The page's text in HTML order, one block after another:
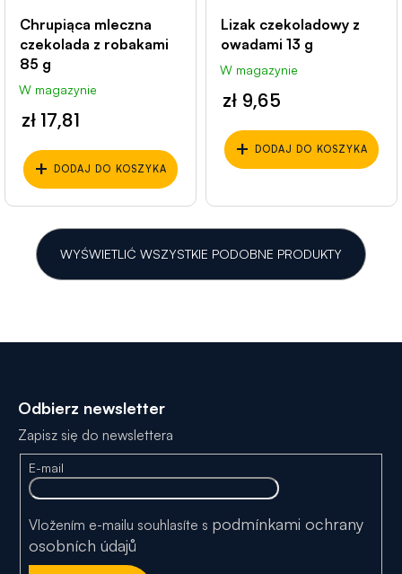
Chrupiąca mleczna
czekolada z robakami
85 g
W magazynie
zł 17,81
+ DODAJ DO KOSZYKA
Lizak czekoladowy z
owadami 13 g
W magazynie
zł 9,65
+ DODAJ DO KOSZYKA
WYŚWIETLIĆ WSZYSTKIE PODOBNE PRODUKTY
Odbierz newsletter
Zapisz się do newslettera
E-mail
Vložením e-mailu souhlasíte s podmínkami ochrany
osobních údajů